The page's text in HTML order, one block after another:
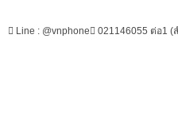
Line : @vnphone 021146055 ต่อ1 (